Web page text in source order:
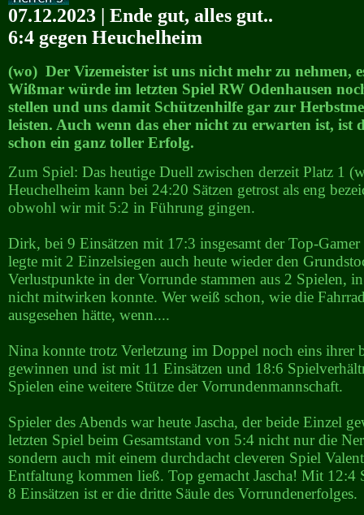
07.12.2023 | Ende gut, alles gut..
6:4 gegen Heuchelheim
(wo) Der Vizemeister ist uns nicht mehr zu nehmen,
Wißmar würde im letzten Spiel RW Odenhausen
stellen und uns damit Schützenhilfe gar zur
leisten. Auch wenn das eher nicht zu erwarten ist, ist
schon ein ganz toller Erfolg.
Zum Spiel: Das heutige Duell zwischen derzeit Platz 1
Heuchelheim kann bei 24:20 Sätzen getrost als eng
obwohl wir mit 5:2 in Führung gingen.
Dirk, bei 9 Einsätzen mit 17:3 insgesamt der Top-
legte mit 2 Einzelsiegen auch heute wieder den
Verlustpunkte in der Vorrunde stammen aus 2 Spielen,
nicht mitwirken konnte. Wer weiß schon, wie die
ausgesehen hätte, wenn....
Nina konnte trotz Verletzung im Doppel noch eins ihrer
gewinnen und ist mit 11 Einsätzen und 18:6
Spielen eine weitere Stütze der Vorrundenmannschaft.
Spieler des Abends war heute Jascha, der beide Einzel
letzten Spiel beim Gesamtstand von 5:4 nicht nur die
sondern auch mit einem durchdacht cleveren Spiel
Entfaltung kommen ließ. Top gemacht Jascha! Mit 12:4
8 Einsätzen ist er die dritte Säule des Vorrundenerfolges.